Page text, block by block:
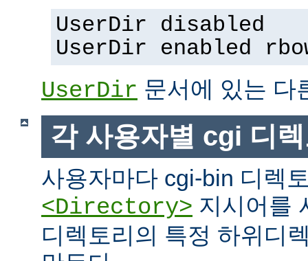
UserDir disabled
UserDir enabled
UserDir 문서에 있는 다
각 사용자별 cgi 디
사용자마다 cgi-bin 디렉
<Directory> 지시어를
디렉토리의 특정 하위디